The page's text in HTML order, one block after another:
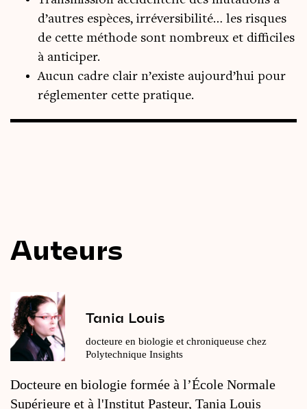
d’autres espèces, irréversibilité… les risques
de cette méthode sont nombreux et difficiles
à anticiper.
Aucun cadre clair n’existe aujourd’hui pour
réglementer cette pratique.
Auteurs
Tania Louis
docteure en biologie et chroniqueuse chez
Polytechnique Insights
Docteure en biologie formée à l’École Normale
Supérieure et à l'Institut Pasteur, Tania Louis